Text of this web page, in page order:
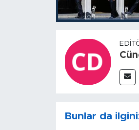
Bunlar da